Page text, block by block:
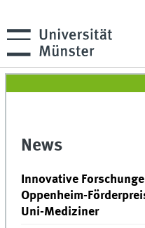
News
Innovative
Oppenheim-
Uni-Mediziner